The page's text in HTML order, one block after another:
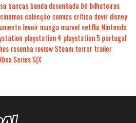
bancas banda desenhada bd bilheteiras
cinemas colecção comics crítica devir disney
levoir manga marvel netflix Nintendo
playstation 4 playstation 5 portugal
resenha review Steam terror trailer
Series S|X